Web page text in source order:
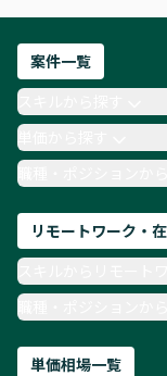
フロントエン
ネットワークエ
AIエンジニア
月収100万円
TypeScript
案件一覧
単価から探す
職種・ポジションから
リモートワーク・
単価相場一覧